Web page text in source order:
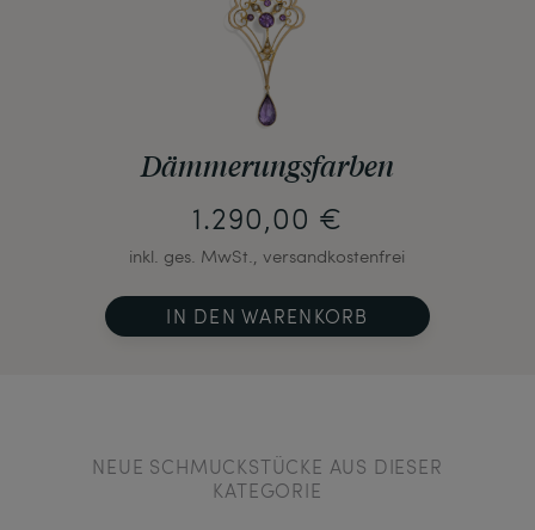
Dämmerungsfarben
1.290,00 €
inkl. ges. MwSt., versandkostenfrei
IN DEN WARENKORB
NEUE SCHMUCKSTÜCKE AUS DIESER
KATEGORIE